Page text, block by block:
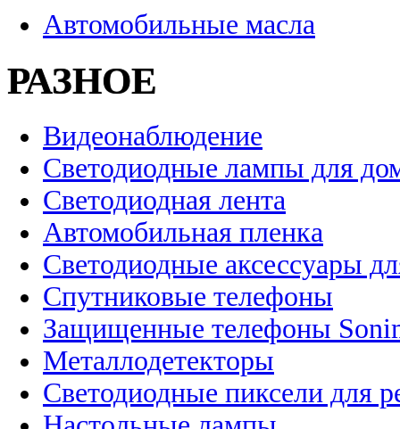
Автомобильные масла
РАЗНОЕ
Видеонаблюдение
Светодиодные лампы для
Светодиодная лента
Автомобильная пленка
Светодиодные аксессуары
Спутниковые телефоны
Защищенные телефоны
Металлодетекторы
Светодиодные пиксели для